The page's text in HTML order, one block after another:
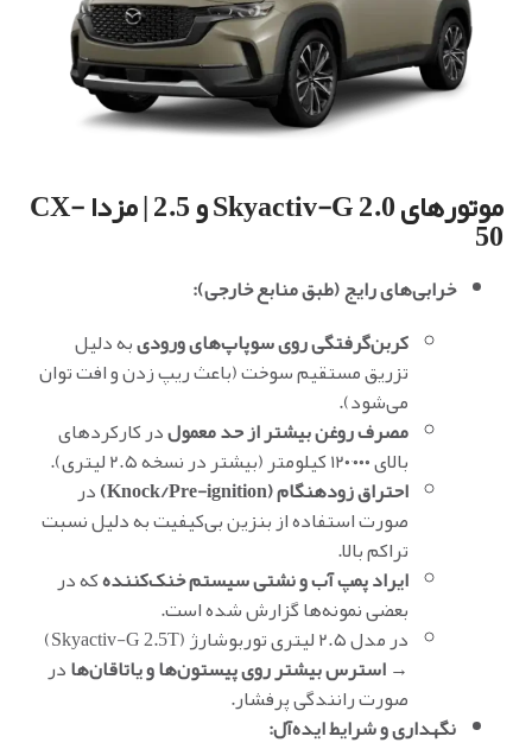
موتورهای Skyactiv-G 2.0 و 2.5 | مزدا CX-
50
خرابی‌های رایج (طبق منابع خارجی):
کربن‌گرفتگی روی سوپاپ‌های ورودیبه دلیل
تزریق مستقیم سوخت (باعث ریپ زدن و افت توان
می‌شود).
مصرف روغن بیشتر از حد معمولدر کارکردهای
بالای ۱۲۰٬۰۰۰ کیلومتر (بیشتر در نسخه ۲.۵ لیتری).
احتراق زودهنگام (Knock/Pre-ignition) در
صورت استفاده از بنزین بی‌کیفیت به دلیل نسبت
تراکم بالا.
ایراد پمپ آب و نشتی سیستم خنک‌کنندهکه در
بعضی نمونه‌ها گزارش شده است.
در مدل ۲.۵ لیتری توربوشارژ (Skyactiv-G 2.5T)
→استرس بیشتر روی پیستون‌ها و یاتاقان‌هادر
صورت رانندگی پرفشار.
نگهداری و شرایط ایده‌آل: